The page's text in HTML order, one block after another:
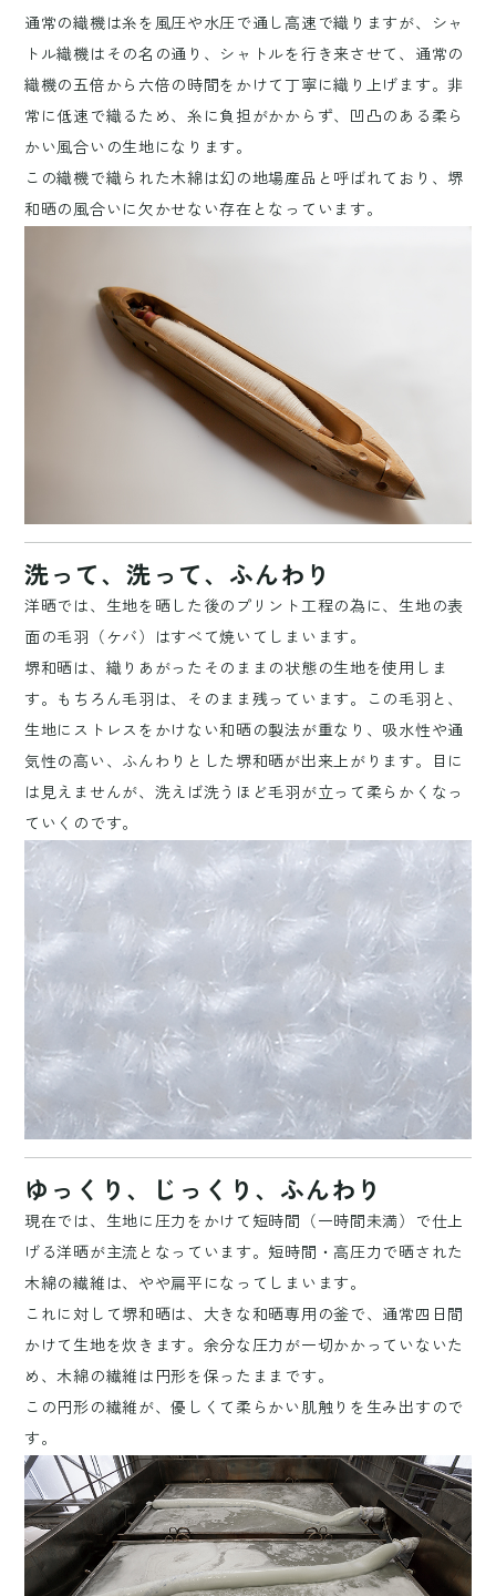
通常の織機は糸を風圧や水圧で通し高速で織りますが、シャ
トル織機はその名の通り、シャトルを行き来させて、通常の
織機の五倍から六倍の時間をかけて丁寧に織り上げます。非
常に低速で織るため、糸に負担がかからず、凹凸のある柔ら
かい風合いの生地になります。
この織機で織られた木綿は幻の地場産品と呼ばれており、堺
和晒の風合いに欠かせない存在となっています。
洗って、洗って、ふんわり
洋晒では、生地を晒した後のプリント工程の為に、生地の表
面の毛羽（ケバ）はすべて焼いてしまいます。
堺和晒は、織りあがったそのままの状態の生地を使用しま
す。もちろん毛羽は、そのまま残っています。この毛羽と、
生地にストレスをかけない和晒の製法が重なり、吸水性や通
気性の高い、ふんわりとした堺和晒が出来上がります。目に
は見えませんが、洗えば洗うほど毛羽が立って柔らかくなっ
ていくのです。
ゆっくり、じっくり、ふんわり
現在では、生地に圧力をかけて短時間（一時間未満）で仕上
げる洋晒が主流となっています。短時間・高圧力で晒された
木綿の繊維は、やや扁平になってしまいます。
これに対して堺和晒は、大きな和晒専用の釜で、通常四日間
かけて生地を炊きます。余分な圧力が一切かかっていないた
め、木綿の繊維は円形を保ったままです。
この円形の繊維が、優しくて柔らかい肌触りを生み出すので
す。